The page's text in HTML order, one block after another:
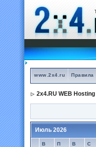
www.2x4.ru Правила
2x4.RU WEB Hosting
Июль 2026
В П В С